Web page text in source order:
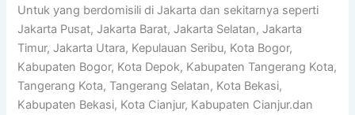
Untuk yang berdomisili di Jakarta dan sekitarnya seperti
Jakarta Pusat, Jakarta Barat, Jakarta Selatan, Jakarta
Timur, Jakarta Utara, Kepulauan Seribu, Kota Bogor,
Kabupaten Bogor, Kota Depok, Kabupaten Tangerang Kota,
Tangerang Kota, Tangerang Selatan, Kota Bekasi,
Kabupaten Bekasi, Kota Cianjur, Kabupaten Cianjur.dan